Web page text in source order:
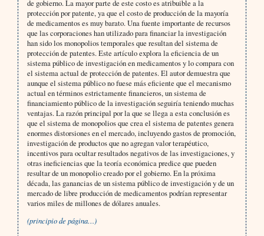
de gobierno. La mayor parte de este costo es atribuible a la
protección por patente, ya que el costo de producción de la mayoría
de medicamentos es muy barato. Una fuente importante de recursos
que las corporaciones han utilizado para financiar la investigación
han sido los monopolios temporales que resultan del sistema de
protección de patentes. Este artículo explora la eficiencia de un
sistema público de investigación en medicamentos y lo compara con
el sistema actual de protección de patentes. El autor demuestra que
aunque el sistema público no fuese más eficiente que el mecanismo
actual en términos estrictamente financieros, un sistema de
financiamiento público de la investigación seguiría teniendo muchas
ventajas. La razón principal por la que se llega a esta conclusión es
que el sistema de monopolios que crea el sistema de patentes genera
enormes distorsiones en el mercado, incluyendo gastos de promoción,
investigación de productos que no agregan valor terapéutico,
incentivos para ocultar resultados negativos de las investigaciones, y
otras ineficiencias que la teoría económica predice que pueden
resultar de un monopolio creado por el gobierno. En la próxima
década, las ganancias de un sistema público de investigación y de un
mercado de libre producción de medicamentos podrían representar
varios miles de millones de dólares anuales.
(principio de página…)